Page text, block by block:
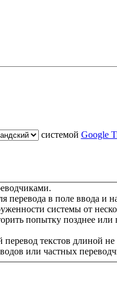
системой Google
перевода в поле ввода и
системы от
попытку позднее
текстов длиной
или частных